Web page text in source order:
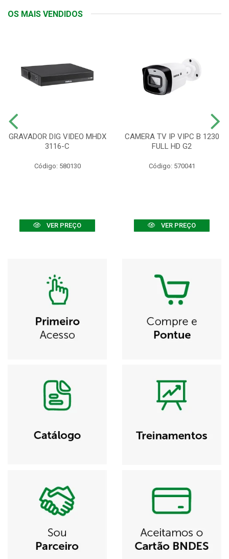
OS MAIS VENDIDOS
GRAVADOR DIG VIDEO MHDX
3116-C
Código: 580130
VER PREÇO
CAMERA TV IP VIPC B 1230
FULL HD G2
Código: 570041
VER PREÇO